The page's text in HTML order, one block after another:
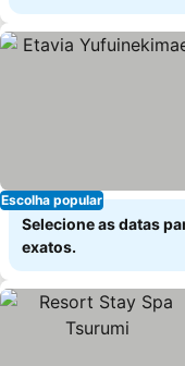
Escolha popular
Selecione as datas
exatos.